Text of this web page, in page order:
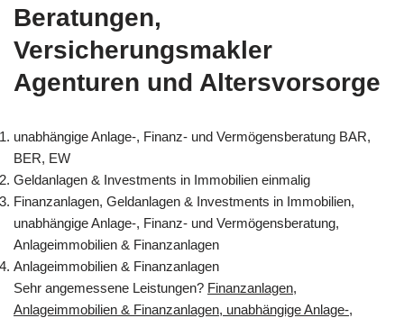
Beratungen,
Versicherungsmakler
Agenturen und Altersvorsorge
unabhängige Anlage-, Finanz- und Vermögensberatung BAR,
BER, EW
Geldanlagen & Investments in Immobilien einmalig
Finanzanlagen, Geldanlagen & Investments in Immobilien,
unabhängige Anlage-, Finanz- und Vermögensberatung,
Anlageimmobilien & Finanzanlagen
Anlageimmobilien & Finanzanlagen
Sehr angemessene Leistungen? Finanzanlagen,
Anlageimmobilien & Finanzanlagen, unabhängige Anlage-,